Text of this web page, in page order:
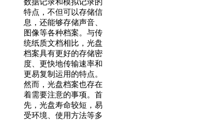
特点，不但可以存储信
息，还能够存储声音、
图像等各种档案。与传
统纸质文档相比，光盘
档案具有更好的存储密
度、更快地传输速率和
更易复制运用的特点。
然而，光盘档案也存在
着需要注意的事项。首
先，光盘寿命较短，易
受环境、使用方法等多